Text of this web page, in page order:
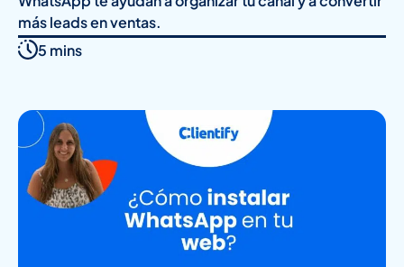
más leads en ventas.
5 mins